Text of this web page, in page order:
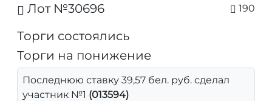
Лот №30696 190
Торги состоялись
Торги на понижение
Последнюю ставку 39,57 бел. руб. сделал
участник №1 (013594)